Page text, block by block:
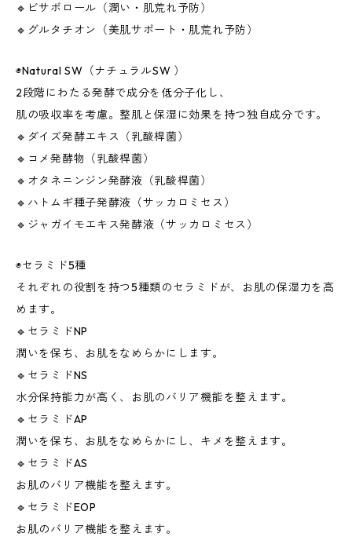
🔹ビサボロール（潤い・肌荒れ予防）
🔹グルタチオン（美肌サポート・肌荒れ予防）
◉Natural SW（ナチュラルSW ）
2段階にわたる発酵で成分を低分子化し、
肌の吸収率を考慮。整肌と保湿に効果を持つ独自成分です。
🔹ダイズ発酵エキス（乳酸桿菌）
🔹コメ発酵物（乳酸桿菌）
🔹オタネニンジン発酵液（乳酸桿菌）
🔹ハトムギ種子発酵液（サッカロミセス）
🔹ジャガイモエキス発酵液（サッカロミセス）
◉セラミド5種
それぞれの役割を持つ5種類のセラミドが、お肌の保湿力を高
めます。
🔹セラミドNP
潤いを保ち、お肌をなめらかにします。
🔹セラミドNS
水分保持能力が高く、お肌のバリア機能を整えます。
🔹セラミドAP
潤いを保ち、お肌をなめらかにし、キメを整えます。
🔹セラミドAS
お肌のバリア機能を整えます。
🔹セラミドEOP
お肌のバリア機能を整えます。